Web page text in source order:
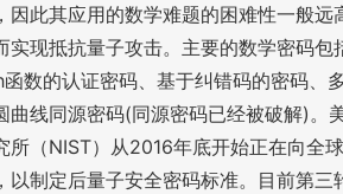
因此其应用的数学难题的困难性一般远
实现抵抗量子攻击。主要的数学密码包
数的认证密码、基于纠错码的密码、
曲线同源密码(同源密码已经被破解)。
所（NIST）从2016年底开始正在向全球
以制定后量子安全密码标准。目前第三